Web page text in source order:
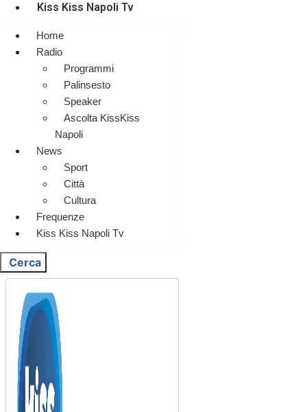
Kiss Kiss Napoli Tv
Home
Radio
Programmi
Palinsesto
Speaker
Ascolta KissKiss
Napoli
News
Sport
Città
Cultura
Frequenze
Kiss Kiss Napoli Tv
Cerca